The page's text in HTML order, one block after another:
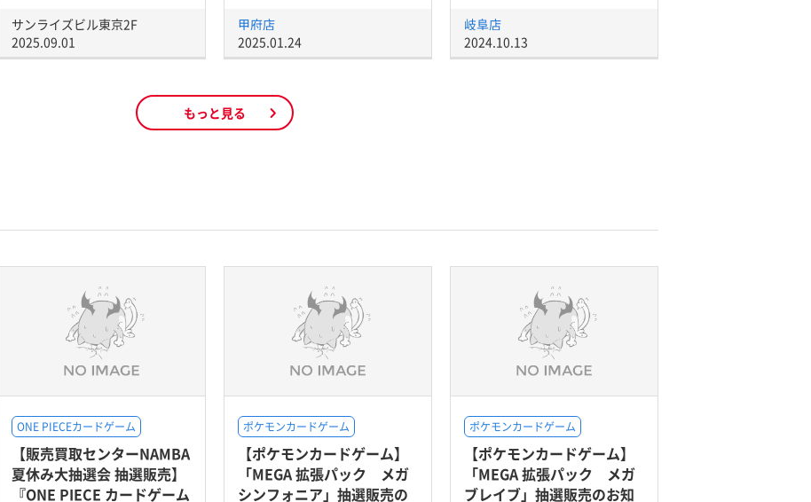
サンライズビル東京2F
2025.09.01
甲府店
2025.01.24
岐阜店
2024.10.13
もっと見る
ONE PIECEカードゲーム
【販売買取センターNAMBA
夏休み大抽選会 抽選販売】
『ONE PIECE カードゲーム
ポケモンカードゲーム
【ポケモンカードゲーム】
「MEGA 拡張パック メガ
シンフォニア」抽選販売の
ポケモンカードゲーム
【ポケモンカードゲーム】
「MEGA 拡張パック メガ
ブレイブ」抽選販売のお知